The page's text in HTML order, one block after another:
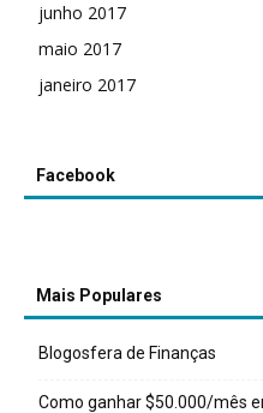
junho 2017
maio 2017
janeiro 2017
Facebook
Mais Populares
Blogosfera de Finanças
Como ganhar $50.000/mês